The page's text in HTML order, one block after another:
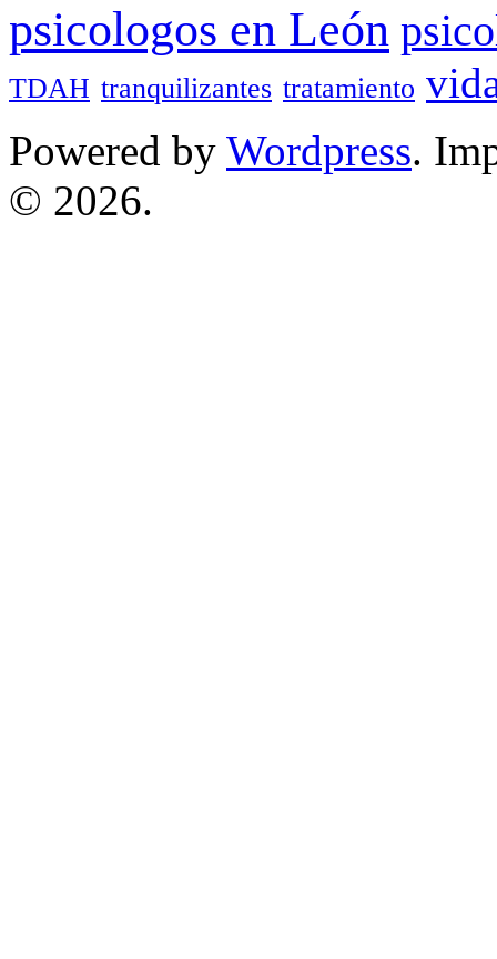
psicologos en León
TDAH tranquilizantes tratamiento
Powered by Wordpress.
© 2026.